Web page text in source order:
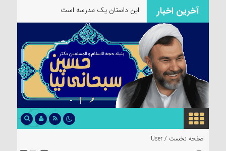
آخرین اخبار این داستان یک مدرسه است
صفحه نخست / User